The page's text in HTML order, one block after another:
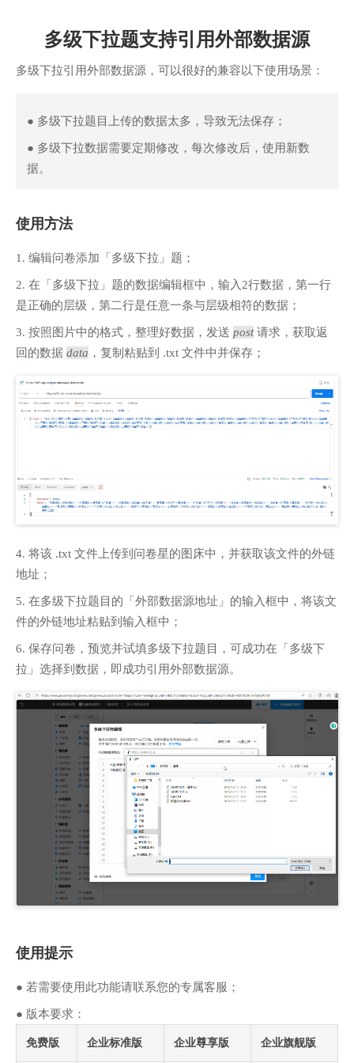
多级下拉题支持引用外部数据源
多级下拉引用外部数据源，可以很好的兼容以下使用场景：
● 多级下拉题目上传的数据太多，导致无法保存；
● 多级下拉数据需要定期修改，每次修改后，使用新数
据。
使用方法
1. 编辑问卷添加「多级下拉」题；
2. 在「多级下拉」题的数据编辑框中，输入2行数据，第一行
是正确的层级，第二行是任意一条与层级相符的数据；
3. 按照图片中的格式，整理好数据，发送 post请求，获取返
回的数据 data ，复制粘贴到 .txt 文件中并保存；
4. 将该 .txt 文件上传到问卷星的图床中，并获取该文件的外链
地址；
5. 在多级下拉题目的「外部数据源地址」的输入框中，将该文
件的外链地址粘贴到输入框中；
6. 保存问卷，预览并试填多级下拉题目，可成功在「多级下
拉」选择到数据，即成功引用外部数据源。
使用提示
● 若需要使用此功能请联系您的专属客服；
● 版本要求：
免费版 企业标准版 企业尊享版 企业旗舰版